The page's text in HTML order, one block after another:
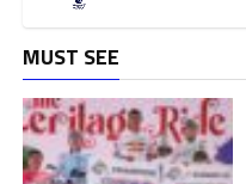
MUST SEE